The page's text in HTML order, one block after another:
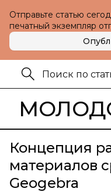
Отправьте статью
печатный экземпляр
Концепция
материалов
Geogebra